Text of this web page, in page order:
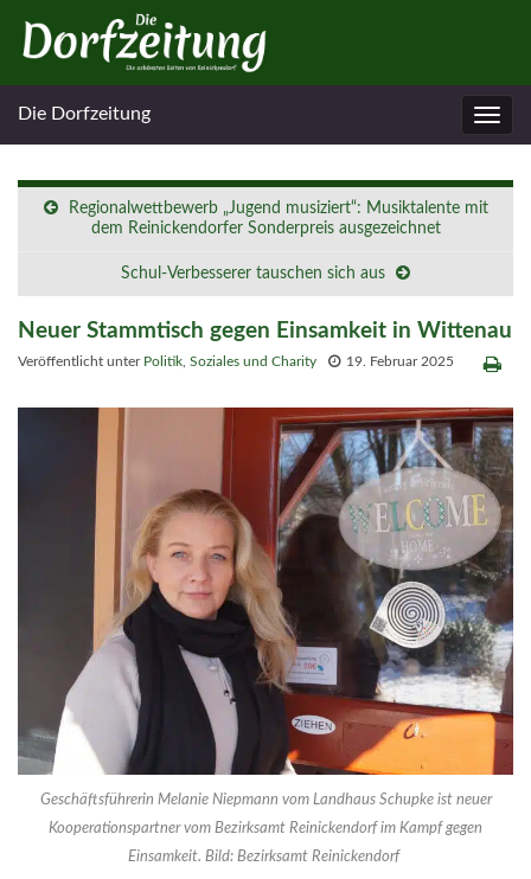
Die Dorfzeitung
Regionalwettbewerb „Jugend musiziert“: Musiktalente mit
dem Reinickendorfer Sonderpreis ausgezeichnet
Schul-Verbesserer tauschen sich aus
Neuer Stammtisch gegen Einsamkeit in Wittenau
Veröffentlicht unter Politik Soziales und Charity 19. Februar 2025
Geschäftsführerin Melanie Niepmann vom Landhaus Schupke ist neuer
Kooperationspartner vom Bezirksamt Reinickendorf im Kampf gegen
Einsamkeit. Bild: Bezirksamt Reinickendorf